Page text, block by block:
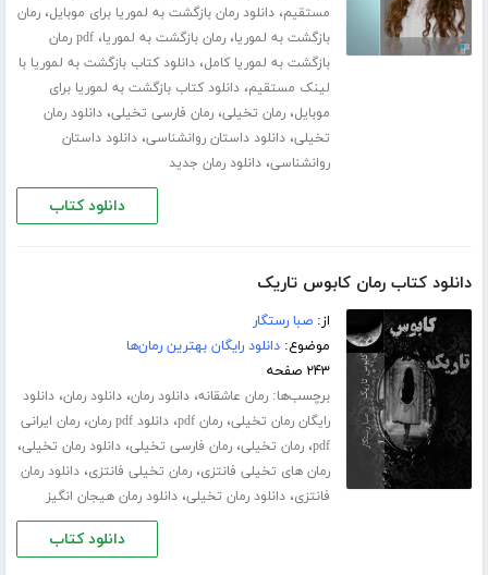
مستقیم،دانلود رمان بازگشت به لموریا برای موبایل،رمان
بازگشت به لموریا،رمان بازگشت به لموریا،
pdf رمان
بازگشت به لموریا کامل،دانلود کتاب بازگشت به لموریا با
لینک مستقیم،دانلود کتاب بازگشت به لموریا برای
موبایل،رمان تخیلی،رمان فارسی تخیلی،دانلود رمان
تخیلی،دانلود داستان روانشناسی،دانلود داستان
روانشناسی،دانلود رمان جدید
دانلود کتاب
دانلود کتاب رمان کابوس تاریک
از:صبا رستگار
موضوع:دانلود رایگان بهترین رمان‌ها
۲۴۳ صفحه
برچسب‌ها:رمان عاشقانه،دانلود رمان،دانلود رمان،دانلود
رایگان رمان تخیلی،رمان pdf ،دانلود pdf رمان ،رمان ایرانی
pdf،رمان تخیلی،رمان فارسی تخیلی،دانلود رمان تخیلی،
رمان های تخیلی فانتزی،رمان تخیلی فانتزی،دانلود رمان
فانتزی،دانلود رمان تخیلی،دانلود رمان هیجان انگیز
دانلود کتاب